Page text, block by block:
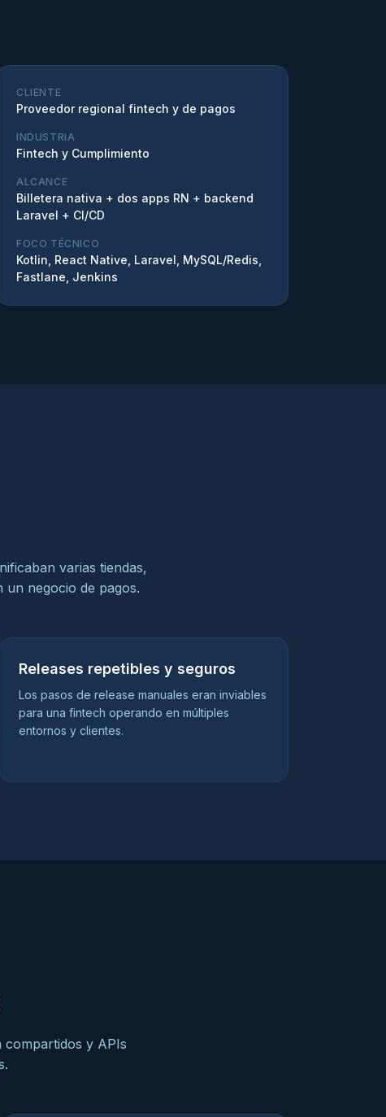
CLIENTE
Proveedor regional fintech y de pagos
INDUSTRIA
Fintech y Cumplimiento
ALCANCE
Billetera nativa + dos apps RN + backend
Laravel + CI/CD
FOCO TÉCNICO
Kotlin, React Native, Laravel, MySQL/Redis,
Fastlane, Jenkins
varias tiendas,
un negocio de pagos.
Releases repetibles y seguros
Los pasos de release manuales eran inviables
para una fintech operando en múltiples
entornos y clientes.
y APIs